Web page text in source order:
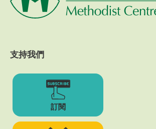
支持我們
訂閱